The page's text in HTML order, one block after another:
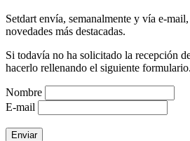
Setdart envía, semanalmente y vía e-
novedades más destacadas.
Si todavía no ha solicitado la recepción
hacerlo rellenando el siguiente formulario.
Nombre
E-mail